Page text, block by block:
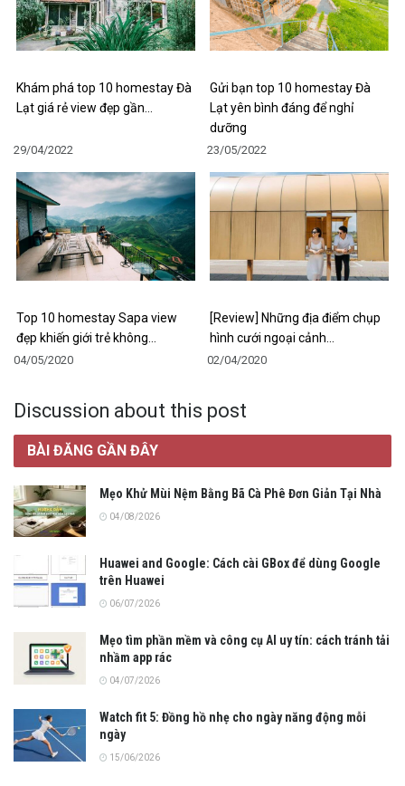
Khám phá top 10 homestay Đà
Lạt giá rẻ view đẹp gần…
29/04/2022
Gửi bạn top 10 homestay Đà
Lạt yên bình đáng để nghỉ
dưỡng
23/05/2022
Top 10 homestay Sapa view
đẹp khiến giới trẻ không…
04/05/2020
[Review] Những địa điểm chụp
hình cưới ngoại cảnh…
02/04/2020
Discussion about this post
BÀI ĐĂNG GẦN ĐÂY
Mẹo Khử Mùi Nệm Bằng Bã Cà Phê Đơn Giản Tại Nhà
04/08/2026
Huawei and Google: Cách cài GBox để dùng Google
trên Huawei
06/07/2026
Mẹo tìm phần mềm và công cụ AI uy tín: cách tránh tải
nhầm app rác
04/07/2026
Watch fit 5: Đồng hồ nhẹ cho ngày năng động mỗi
ngày
15/06/2026